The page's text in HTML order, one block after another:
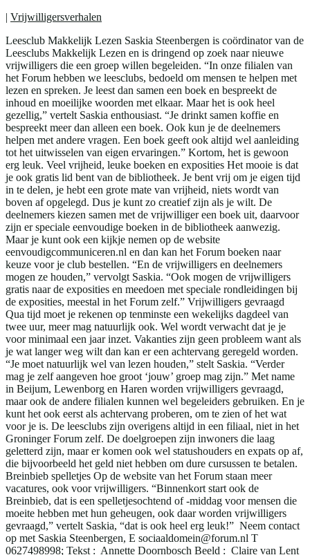
| Vrijwilligersverhalen
Leesclub Makkelijk Lezen Saskia Steenbergen is coördinator van de
Leesclubs Makkelijk Lezen en is dringend op zoek naar nieuwe
vrijwilligers die een groep willen begeleiden. “In onze filialen van
het Forum hebben we leesclubs, bedoeld om mensen te helpen met
lezen en spreken. Je leest dan samen een boek en bespreekt de
inhoud en moeilijke woorden met elkaar. Maar het is ook heel
gezellig,” vertelt Saskia enthousiast. “Je drinkt samen koffie en
bespreekt meer dan alleen een boek. Ook kun je de deelnemers
helpen met andere vragen. Een boek geeft ook altijd wel aanleiding
tot het uitwisselen van eigen ervaringen.” Kortom, het is gewoon
erg leuk. Veel vrijheid, leuke boeken en exposities Het mooie is dat
je ook gratis lid bent van de bibliotheek. Je bent vrij om je eigen tijd
in te delen, je hebt een grote mate van vrijheid, niets wordt van
boven af opgelegd. Dus je kunt zo creatief zijn als je wilt. De
deelnemers kiezen samen met de vrijwilliger een boek uit, daarvoor
zijn er speciale eenvoudige boeken in de bibliotheek aanwezig.
Maar je kunt ook een kijkje nemen op de website
eenvoudigcommuniceren.nl en dan kan het Forum boeken naar
keuze voor je club bestellen. “En de vrijwilligers en deelnemers
mogen ze houden,” vervolgt Saskia. “Ook mogen de vrijwilligers
gratis naar de exposities en meedoen met speciale rondleidingen bij
de exposities, meestal in het Forum zelf.” Vrijwilligers gevraagd
Qua tijd moet je rekenen op tenminste een wekelijks dagdeel van
twee uur, meer mag natuurlijk ook. Wel wordt verwacht dat je je
voor minimaal een jaar inzet. Vakanties zijn geen probleem want als
je wat langer weg wilt dan kan er een achtervang geregeld worden.
“Je moet natuurlijk wel van lezen houden,” stelt Saskia. “Verder
mag je zelf aangeven hoe groot ‘jouw’ groep mag zijn.” Met name
in Beijum, Lewenborg en Haren worden vrijwilligers gevraagd,
maar ook de andere filialen kunnen wel begeleiders gebruiken. En je
kunt het ook eerst als achtervang proberen, om te zien of het wat
voor je is. De leesclubs zijn overigens altijd in een filiaal, niet in het
Groninger Forum zelf. De doelgroepen zijn inwoners die laag
geletterd zijn, maar er komen ook wel statushouders en expats op af,
die bijvoorbeeld het geld niet hebben om dure cursussen te betalen.
Breinbieb spelletjes Op de website van het Forum staan meer
vacatures, ook voor vrijwilligers. “Binnenkort start ook de
Breinbieb, dat is een spelletjesochtend of -middag voor mensen die
moeite hebben met hun geheugen, ook daar worden vrijwilligers
gevraagd,” vertelt Saskia, “dat is ook heel erg leuk!” Neem contact
op met Saskia Steenbergen, E sociaaldomein@forum.nl T
0627498998; Tekst : Annette Doornbosch Beeld : Claire van Lent